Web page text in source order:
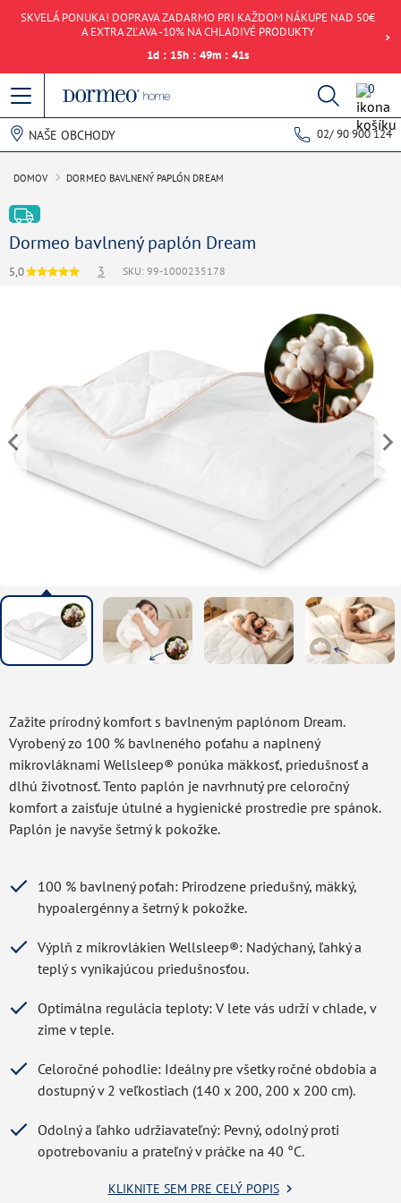
SKVELÁ PONUKA! DOPRAVA ZADARMO PRI KAŽDOM NÁKUPE NAD 50€
A EXTRA ZĽAVA -10% NA CHLADIVÉ PRODUKTY
1d : 15h : 49m : 41s
0
NAŠE OBCHODY 02/ 90 900 124
DOMOV DORMEO BAVLNENÝ PAPLÓN DREAM
Dormeo bavlnený paplón Dream
5,0 3 SKU: 99-1000235178
Zažite prírodný komfort s bavlneným paplónom Dream.
Vyrobený zo 100 % bavlneného poťahu a naplnený
mikrovláknami Wellsleep® ponúka mäkkosť, priedušnosť a
dlhú životnosť. Tento paplón je navrhnutý pre celoročný
komfort a zaisťuje útulné a hygienické prostredie pre spánok.
Paplón je navyše šetrný k pokožke.
100 % bavlnený poťah: Prirodzene priedušný, mäkký,
hypoalergénny a šetrný k pokožke.
Výplň z mikrovlákien Wellsleep®: Nadýchaný, ľahký a
teplý s vynikajúcou priedušnosťou.
Optimálna regulácia teploty: V lete vás udrží v chlade, v
zime v teple.
Celoročné pohodlie: Ideálny pre všetky ročné obdobia a
dostupný v 2 veľkostiach (140 x 200, 200 x 200 cm).
Odolný a ľahko udržiavateľný: Pevný, odolný proti
opotrebovaniu a prateľný v práčke na 40 °C.
KLIKNITE SEM PRE CELÝ POPIS